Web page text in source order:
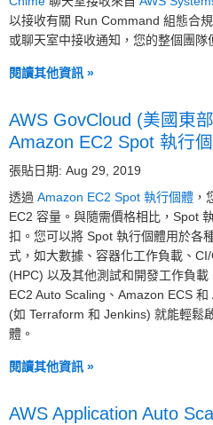
以接收有關 Run Command 組態合
或聊天室中接收通知，您的整個團隊
閱讀其他資訊 »
AWS GovCloud (美國東
Amazon EC2 Spot 執行
張貼日期: Aug 29, 2019
透過 Amazon EC2 Spot 執行個體 ，
EC2 容量。與隨需價格相比，Spot
扣。您可以將 Spot 執行個體用於各
式，如大數據、容器化工作負載、
(HPC) 以及其他測試和開發工作負
EC2 Auto Scaling、Amazon ECS
(如 Terraform 和 Jenkins) 就能輕鬆
體。
閱讀其他資訊 »
AWS Application Auto